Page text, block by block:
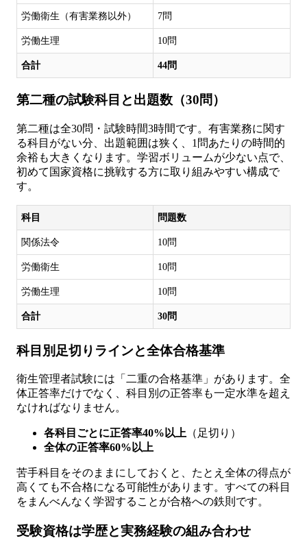
労働衛生（有害業務以外） 7問
労働生理 10問
合計 44問
第二種の試験科目と出題数（30問）
第二種は全30問・試験時間3時間です。有害業務に関す
る科目がない分、出題範囲は狭く、1問あたりの時間的
余裕も大きくなります。学習ボリュームが少ない点で、
初めて国家資格に挑戦する方に取り組みやすい構成で
す。
科目 問題数
関係法令 10問
労働衛生 10問
労働生理 10問
合計 30問
科目別足切りラインと全体合格基準
衛生管理者試験には「二重の合格基準」があります。全
体正答率だけでなく、科目別の正答率も一定水準を超え
なければなりません。
各科目ごとに正答率40%以上 （足切り）
全体の正答率60%以上
苦手科目をそのままにしておくと、たとえ全体の得点が
高くても不合格になる可能性があります。すべての科目
をまんべんなく学習することが合格への鉄則です。
受験資格は学歴と実務経験の組み合わせ